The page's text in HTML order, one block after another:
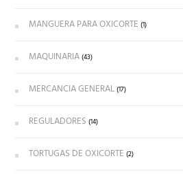
MANGUERA PARA OXICORTE (1)
MAQUINARIA (43)
MERCANCIA GENERAL (17)
REGULADORES (14)
TORTUGAS DE OXICORTE (2)